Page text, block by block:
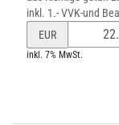
inkl. 1.- VVK-und
Preis
von
Soli
EUR
inkl. 7% MwSt.